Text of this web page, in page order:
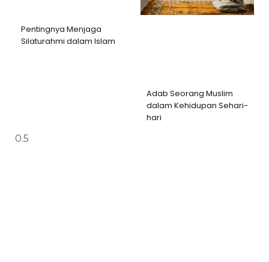
Pentingnya Menjaga
Silaturahmi dalam Islam
Adab Seorang Muslim
dalam Kehidupan Sehari-
hari